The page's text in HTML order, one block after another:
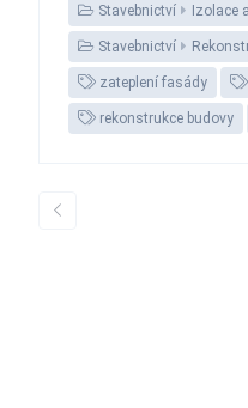
Stavebnictví Izolace
Stavebnictví
zateplení fasády
rekonstrukce budovy